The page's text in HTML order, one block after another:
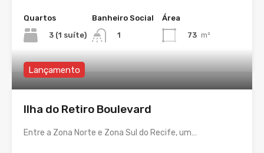
Quartos
3 (1 suíte)
Banheiro Social
1
Área
73 m²
Lançamento
Ilha do Retiro Boulevard
Entre a Zona Norte e Zona Sul do Recife, um…